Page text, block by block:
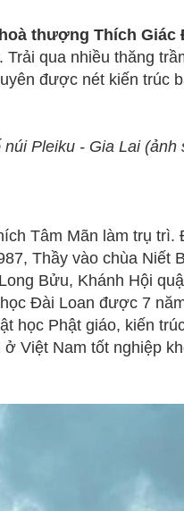
hoà thượng Thích Giác
qua nhiều thăng
được nét kiến trúc
Pleiku - Gia Lai (ảnh
Tâm Mãn làm trụ trì.
Thầy vào chùa Niết
Bửu, Khánh Hội
Đài Loan được 7
học Phật giáo, kiến
Việt Nam tốt nghiệp